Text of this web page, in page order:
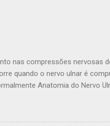
nas compressões nervosas
quando o nervo ulnar é
Anatomia do Nervo
Aqui você pode sentir o
do lado de dentro do braço